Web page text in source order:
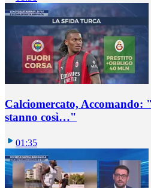
Calciomercato, Accomando:
stanno così…"
01:35